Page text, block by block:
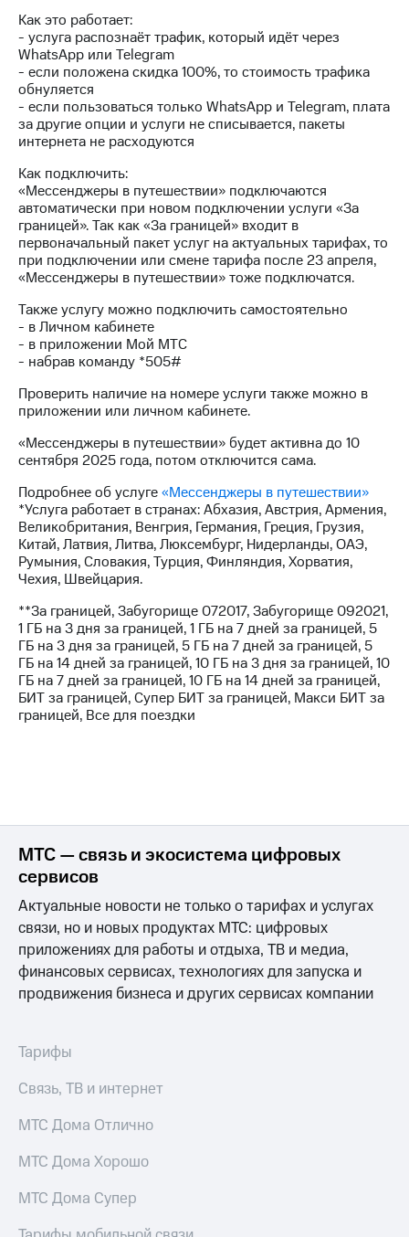
Выбрать
красивый
номер
Заменить
SIM-
карту
Перейти
на
eSIM
Для дома
Выберите
и подключите
ТВ
с выгодным
тарифом
Тарифы
Интернет,
ТВ и телефон
для дома
Услуги
Акции
Домашний
интернет
Домашнее
Спутниковое
ТВ
Перейти
в МТС
со своим
МТС
Подписка
интернета,
фильмы,
музыка
и многое
другое
на тарифы,
общие
подписки
и услуги,
доступ
к геолокации
Кино,
Интернет,
ТВ и телефон
для дома
Услуги
Личный
кабинет
и
ТВ
Личный
кабинет
спутникового
ТВ
Скачать
приложение
Мой
МТС
Акции
Видеонаблюдение
149 ₽/
МТС
Premium
Подписка
на гигабайты
интернета,
фильмы,
музыка
и многое
другое
Семейная
группа
и услуги,
к геолокации
безопасности
Всё
под
рукой
в Мой МТС
есть
приложении
КИОН
КИОН
Как это работает:
- услуга распознаёт трафик, который идёт через
WhatsApp или Telegram
- если положена скидка 100%, то стоимость трафика
обнуляется
- если пользоваться только WhatsApp и Telegram, плата
за другие опции и услуги не списывается, пакеты
интернета не расходуются
Как подключить:
«Мессенджеры в путешествии» подключаются
автоматически при новом подключении услуги «За
границей». Так как «За границей» входит в
первоначальный пакет услуг на актуальных тарифах, то
при подключении или смене тарифа после 23 апреля,
«Мессенджеры в путешествии» тоже подключатся.
Также услугу можно подключить самостоятельно
- в Личном кабинете
- в приложении Мой МТС
- набрав команду *505#
Проверить наличие на номере услуги также можно в
приложении или личном кабинете.
«Мессенджеры в путешествии» будет активна до 10
сентября 2025 года, потом отключится сама.
Подробнее об услуге«Мессенджеры в путешествии»
*Услуга работает в странах: Абхазия, Австрия, Армения,
Великобритания, Венгрия, Германия, Греция, Грузия,
Китай, Латвия, Литва, Люксембург, Нидерланды, ОАЭ,
Румыния, Словакия, Турция, Финляндия, Хорватия,
Чехия, Швейцария.
**За границей, Забугорище 072017, Забугорище 092021,
1 ГБ на 3 дня за границей, 1 ГБ на 7 дней за границей, 5
ГБ на 3 дня за границей, 5 ГБ на 7 дней за границей, 5
ГБ на 14 дней за границей, 10 ГБ на 3 дня за границей, 10
ГБ на 7 дней за границей, 10 ГБ на 14 дней за границей,
БИТ за границей, Супер БИТ за границей, Макси БИТ за
границей, Все для поездки
МТС — связь и экосистема цифровых
сервисов
Актуальные новости не только о тарифах и услугах
связи, но и новых продуктах МТС: цифровых
приложениях для работы и отдыха, ТВ и медиа,
финансовых сервисах, технологиях для запуска и
продвижения бизнеса и других сервисах компании
Тарифы
Связь, ТВ и интернет
МТС Дома Отлично
МТС Дома Хорошо
МТС Дома Супер